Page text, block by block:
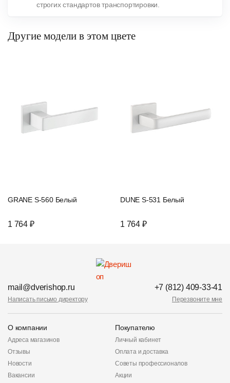
строгих стандартов транспортировки.
Другие модели в этом цвете
GRANE S-560 Белый
1 764 ₽
DUNE S-531 Белый
1 764 ₽
mail@dverishop.ru
Написать письмо директору
+7 (812) 409-33-41
Перезвоните мне
О компании
Адреса магазинов
Отзывы
Новости
Вакансии
Покупателю
Личный кабинет
Оплата и доставка
Советы профессионалов
Акции